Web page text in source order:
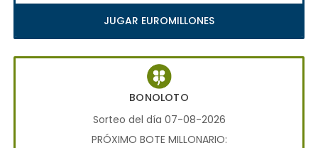
JUGAR EUROMILLONES
BONOLOTO
Sorteo del día 07-08-2026
PRÓXIMO BOTE MILLONARIO: